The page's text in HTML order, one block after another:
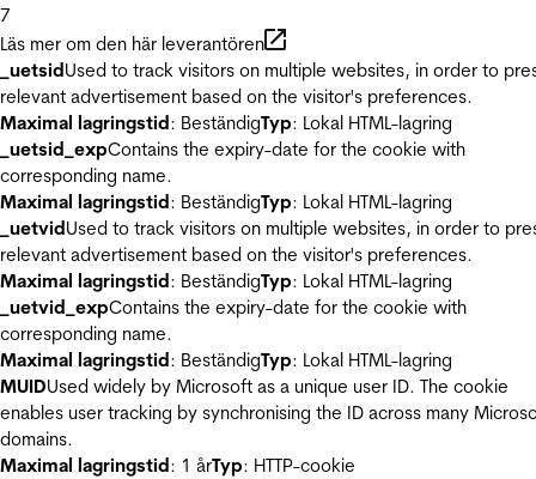
7
Läs mer om den här leverantören
_uetsidUsed to track visitors on multiple websites, in order to
relevant advertisement based on the visitor's preferences.
Maximal lagringstid: BeständigTyp: Lokal HTML-lagring
_uetsid_expContains the expiry-date for the cookie with
corresponding name.
Maximal lagringstid: BeständigTyp: Lokal HTML-lagring
_uetvidUsed to track visitors on multiple websites, in order to
relevant advertisement based on the visitor's preferences.
Maximal lagringstid: BeständigTyp: Lokal HTML-lagring
_uetvid_expContains the expiry-date for the cookie with
corresponding name.
Maximal lagringstid: BeständigTyp: Lokal HTML-lagring
MUIDUsed widely by Microsoft as a unique user ID. The cookie
enables user tracking by synchronising the ID across many
domains.
Maximal lagringstid: 1 årTyp: HTTP-cookie